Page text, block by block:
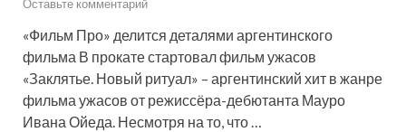
Оставьте комментарий
«Фильм Про» делится деталями аргентинского
фильма В прокате стартовал фильм ужасов
«Заклятье. Новый ритуал» – аргентинский хит в жанре
фильма ужасов от режиссёра-дебютанта Мауро
Ивана Ойеда. Несмотря на то, что …